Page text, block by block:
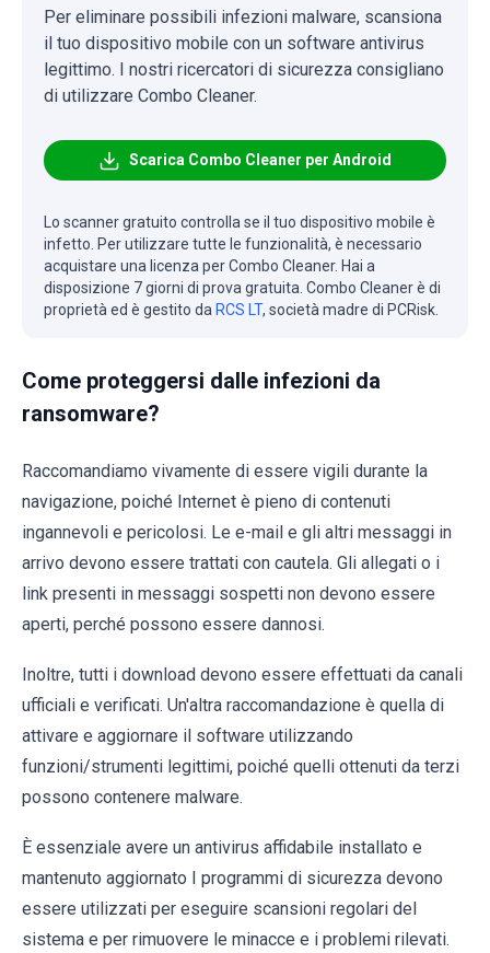
Per eliminare possibili infezioni malware, scansiona
il tuo dispositivo mobile con un software antivirus
legittimo. I nostri ricercatori di sicurezza consigliano
di utilizzare Combo Cleaner.
Scarica Combo Cleaner per Android
Lo scanner gratuito controlla se il tuo dispositivo mobile è
infetto. Per utilizzare tutte le funzionalità, è necessario
acquistare una licenza per Combo Cleaner. Hai a
disposizione 7 giorni di prova gratuita. Combo Cleaner è di
proprietà ed è gestito da RCS LT, società madre di PCRisk.
Come proteggersi dalle infezioni da
ransomware?
Raccomandiamo vivamente di essere vigili durante la
navigazione, poiché Internet è pieno di contenuti
ingannevoli e pericolosi. Le e-mail e gli altri messaggi in
arrivo devono essere trattati con cautela. Gli allegati o i
link presenti in messaggi sospetti non devono essere
aperti, perché possono essere dannosi.
Inoltre, tutti i download devono essere effettuati da canali
ufficiali e verificati. Un'altra raccomandazione è quella di
attivare e aggiornare il software utilizzando
funzioni/strumenti legittimi, poiché quelli ottenuti da terzi
possono contenere malware.
È essenziale avere un antivirus affidabile installato e
mantenuto aggiornato I programmi di sicurezza devono
essere utilizzati per eseguire scansioni regolari del
sistema e per rimuovere le minacce e i problemi rilevati.